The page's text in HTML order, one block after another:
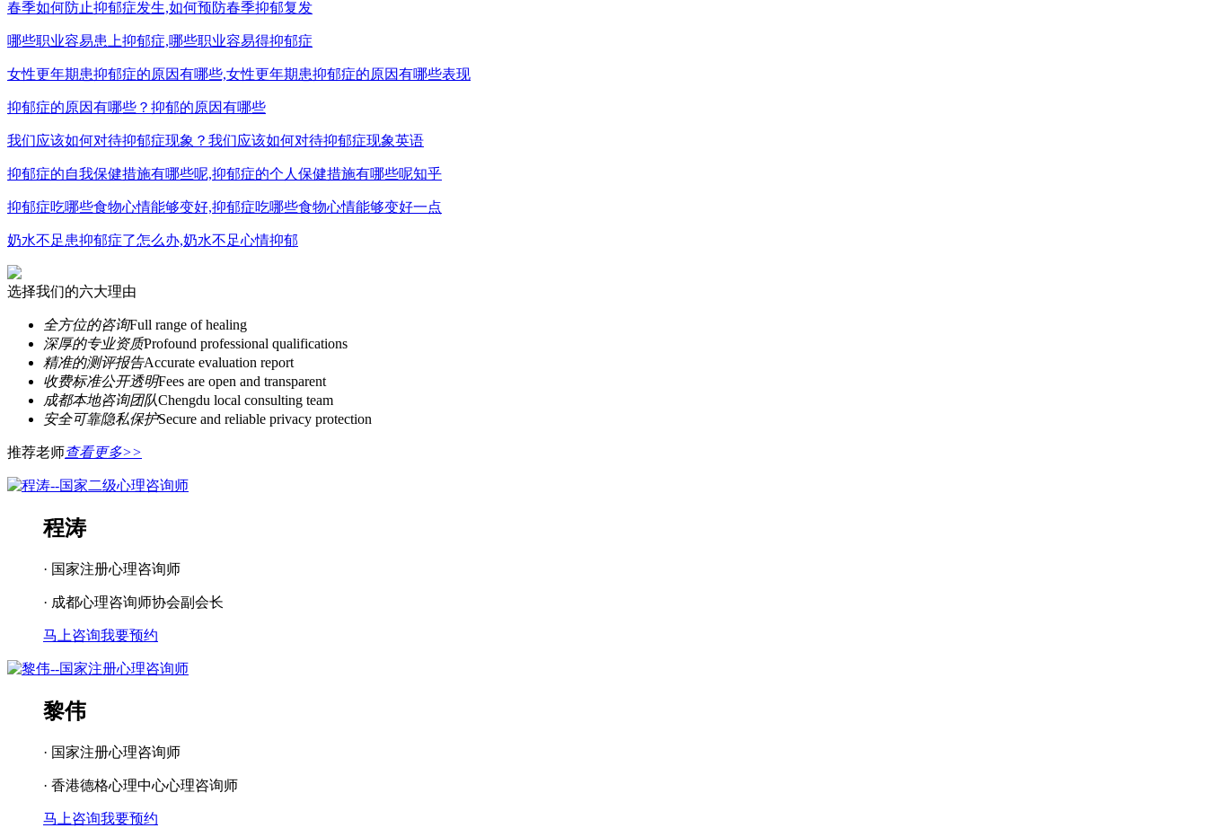
春季如何防止抑郁症发生,如何预防春季抑郁复发
哪些职业容易患上抑郁症,哪些职业容易得抑郁症
女性更年期患抑郁症的原因有哪些,女性更年期患抑郁症的原因有哪些表现
抑郁症的原因有哪些？抑郁的原因有哪些
我们应该如何对待抑郁症现象？我们应该如何对待抑郁症现象英语
抑郁症的自我保健措施有哪些呢,抑郁症的个人保健措施有哪些呢知乎
抑郁症吃哪些食物心情能够变好,抑郁症吃哪些食物心情能够变好一点
奶水不足患抑郁症了怎么办,奶水不足心情抑郁
选择我们的六大理由
全方位的咨询Full range of healing
深厚的专业资质Profound professional qualifications
精准的测评报告Accurate evaluation report
收费标准公开透明Fees are open and transparent
成都本地咨询团队Chengdu local consulting team
安全可靠隐私保护Secure and reliable privacy protection
推荐老师查看更多>>
程涛
· 国家注册心理咨询师
· 成都心理咨询师协会副会长
马上咨询我要预约
黎伟
· 国家注册心理咨询师
· 香港德格心理中心心理咨询师
马上咨询我要预约